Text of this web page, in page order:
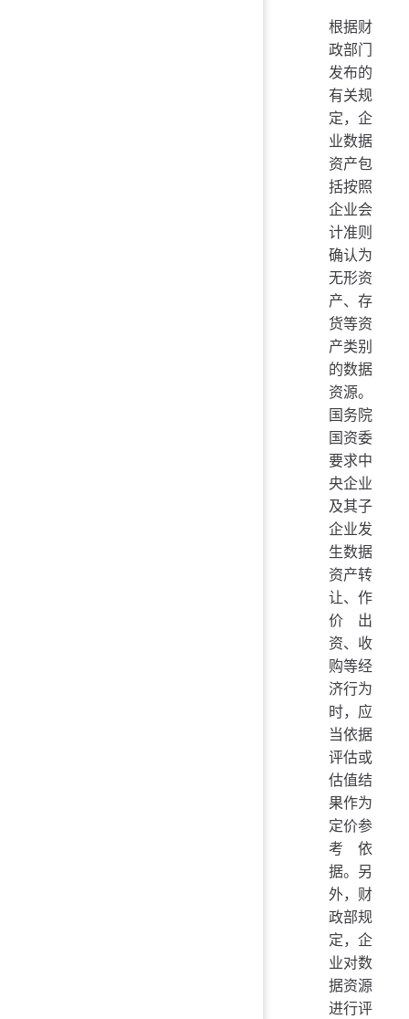
根据财
政部门
发布的
有关规
定，企
业数据
资产包
括按照
企业会
计准则
确认为
无形资
产、存
货等资
产类别
的数据
资源。
国务院
国资委
要求中
央企业
及其子
企业发
生数据
资产转
让、作
价出
资、收
购等经
济行为
时，应
当依据
评估或
估值结
果作为
定价参
考依
据。另
外，财
政部规
定，企
业对数
据资源
进行评